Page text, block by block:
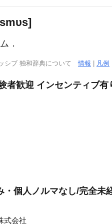
smυs]
．
シブ 独和辞典について情報 | 凡例
者歓迎 インセンティブ
個人ノルマなし/完全
式会社